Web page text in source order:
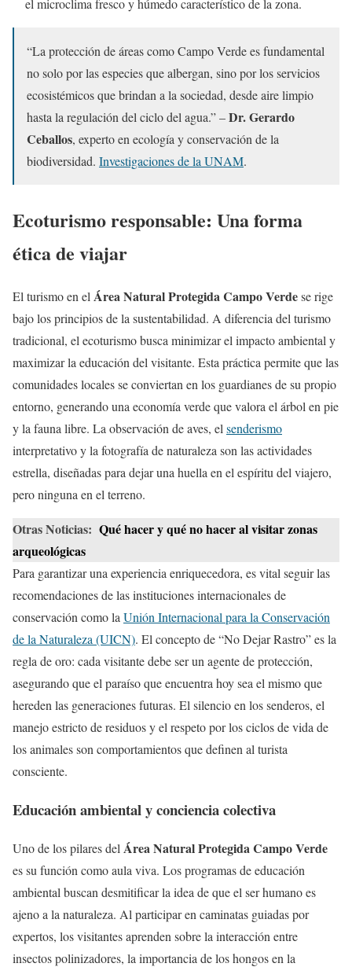
el microclima fresco y húmedo característico de la zona.
“La protección de áreas como Campo Verde es fundamental
no solo por las especies que albergan, sino por los servicios
ecosistémicos que brindan a la sociedad, desde aire limpio
hasta la regulación del ciclo del agua.” –Dr. Gerardo
Ceballos, experto en ecología y conservación de la
biodiversidad. Investigaciones de la UNAM.
Ecoturismo responsable: Una forma
ética de viajar
El turismo en elÁrea Natural Protegida Campo Verdese rige
bajo los principios de la sustentabilidad. A diferencia del turismo
tradicional, el ecoturismo busca minimizar el impacto ambiental y
maximizar la educación del visitante. Esta práctica permite que las
comunidades locales se conviertan en los guardianes de su propio
entorno, generando una economía verde que valora el árbol en pie
y la fauna libre. La observación de aves, elsenderismo
interpretativo y la fotografía de naturaleza son las actividades
estrella, diseñadas para dejar una huella en el espíritu del viajero,
pero ninguna en el terreno.
Otras Noticias: Qué hacer y qué no hacer al visitar zonas
arqueológicas
Para garantizar una experiencia enriquecedora, es vital seguir las
recomendaciones de las instituciones internacionales de
conservación como laUnión Internacional para la Conservación
de la Naturaleza (UICN). El concepto de “No Dejar Rastro” es la
regla de oro: cada visitante debe ser un agente de protección,
asegurando que el paraíso que encuentra hoy sea el mismo que
hereden las generaciones futuras. El silencio en los senderos, el
manejo estricto de residuos y el respeto por los ciclos de vida de
los animales son comportamientos que definen al turista
consciente.
Educación ambiental y conciencia colectiva
Uno de los pilares del Área Natural Protegida Campo Verde
es su función como aula viva. Los programas de educación
ambiental buscan desmitificar la idea de que el ser humano es
ajeno a la naturaleza. Al participar en caminatas guiadas por
expertos, los visitantes aprenden sobre la interacción entre
insectos polinizadores, la importancia de los hongos en la